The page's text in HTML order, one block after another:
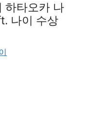
하타오카 나
나이 수상